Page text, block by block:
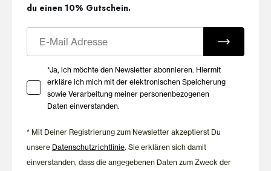
du einen 10% Gutschein.
Ihre Zustimmung zu Marketing E-Mails
*Ja, ich möchte den Newsletter abonnieren. Hiermit
erkläre ich mich mit der elektronischen Speicherung
sowie Verarbeitung meiner personenbezogenen
Daten einverstanden.
* Mit Deiner Registrierung zum Newsletter akzeptierst Du
unsere Datenschutzrichtlinie. Sie erklären sich damit
einverstanden, dass die angegebenen Daten zum Zweck der